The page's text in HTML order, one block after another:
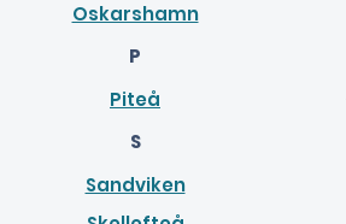
Oskarshamn
P
Piteå
S
Sandviken